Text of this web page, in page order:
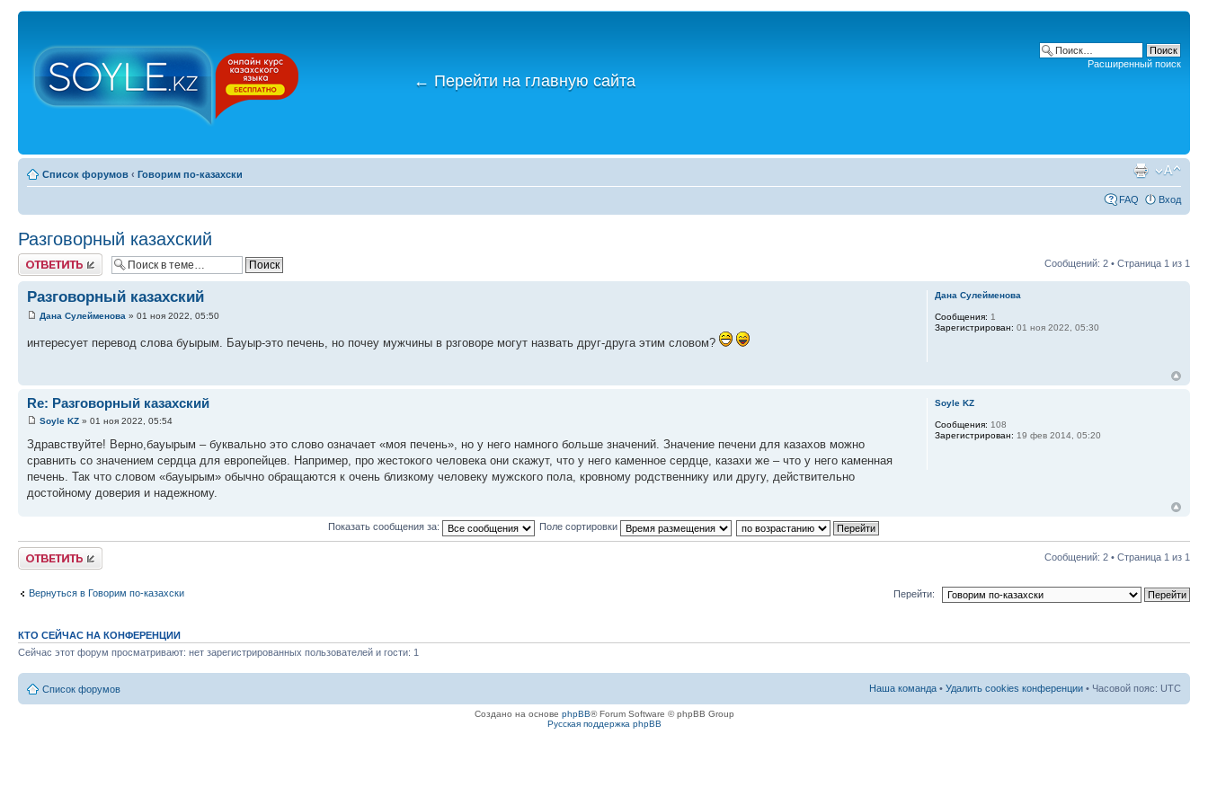
← Перейти на главную сайта
Расширенный поиск
Список форумов ‹ Говорим по-казахски
FAQ Вход
Разговорный казахский
Ответить Сообщений: 2 • Страница 1 из 1
Разговорный казахский
Дана Сулейменова » 01 ноя 2022, 05:50
интересует перевод слова буырым. Бауыр-это печень, но почеу мужчины в рзговоре могут назвать друг-друга этим словом?
Дана Сулейменова
Сообщения: 1
Зарегистрирован: 01 ноя 2022, 05:30
Re: Разговорный казахский
Soyle KZ » 01 ноя 2022, 05:54
Здравствуйте! Верно,бауырым – буквально это слово означает «моя печень», но у него намного больше значений. Значение печени для казахов можно
сравнить со значением сердца для европейцев. Например, про жестокого человека они скажут, что у него каменное сердце, казахи же – что у него каменная
печень. Так что словом «бауырым» обычно обращаются к очень близкому человеку мужского пола, кровному родственнику или другу, действительно
достойному доверия и надежному.
Soyle KZ
Сообщения: 108
Зарегистрирован: 19 фев 2014, 05:20
Показать сообщения за: Поле сортировки
Ответить Сообщений: 2 • Страница 1 из 1
Вернуться в Говорим по-казахски Перейти:
КТО СЕЙЧАС НА КОНФЕРЕНЦИИ
Сейчас этот форум просматривают: нет зарегистрированных пользователей и гости: 1
Список форумов Наша команда • Удалить cookies конференции • Часовой пояс: UTC
Создано на основе phpBB® Forum Software © phpBB Group
Русская поддержка phpBB